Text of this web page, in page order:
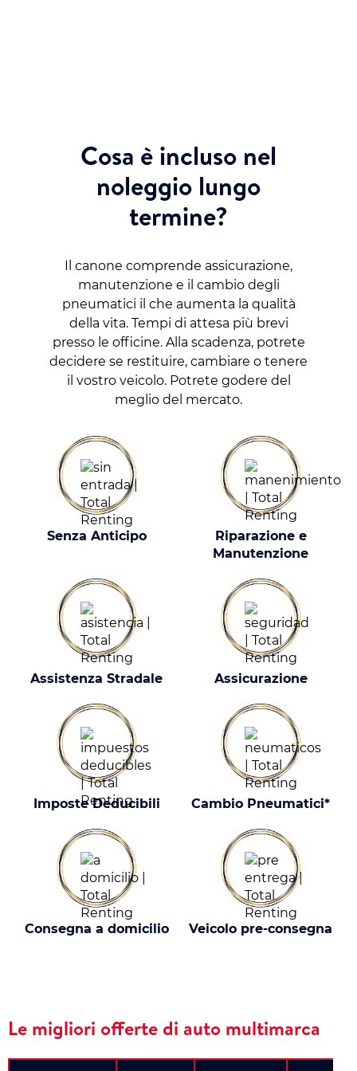
Cosa è incluso nel
noleggio lungo
termine?
Il canone comprende assicurazione,
manutenzione e il cambio degli
pneumatici il che aumenta la qualità
della vita. Tempi di attesa più brevi
presso le officine. Alla scadenza, potrete
decidere se restituire, cambiare o tenere
il vostro veicolo. Potrete godere del
meglio del mercato.
Senza Anticipo
Riparazione e
Manutenzione
Assistenza Stradale Assicurazione
Imposte Deducibili Cambio Pneumatici*
Consegna a domicilio Veicolo pre-consegna
Le migliori offerte di auto multimarca